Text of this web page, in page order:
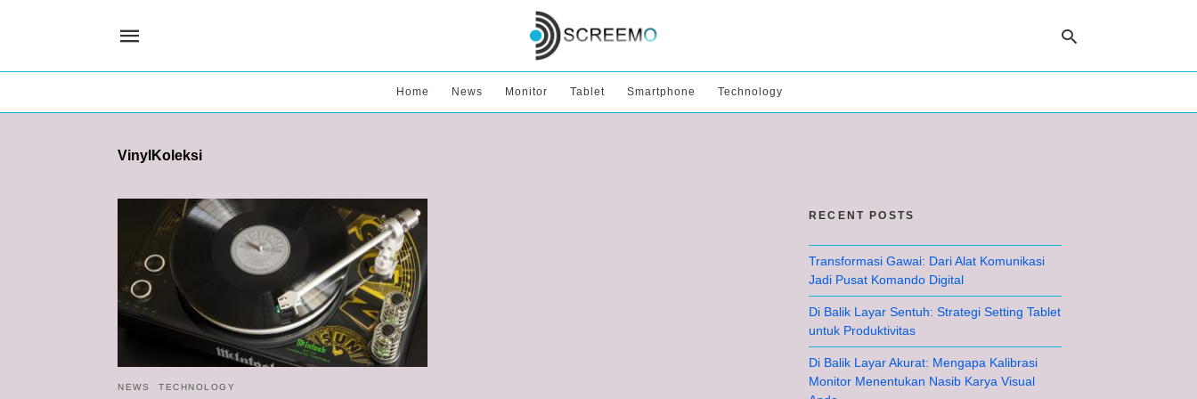
Home News Monitor Tablet Smartphone Technology
VinylKoleksi
NEWS TECHNOLOGY
RECENT POSTS
Transformasi Gawai: Dari Alat Komunikasi
Jadi Pusat Komando Digital
Di Balik Layar Sentuh: Strategi Setting Tablet
untuk Produktivitas
Di Balik Layar Akurat: Mengapa Kalibrasi
Monitor Menentukan Nasib Karya Visual